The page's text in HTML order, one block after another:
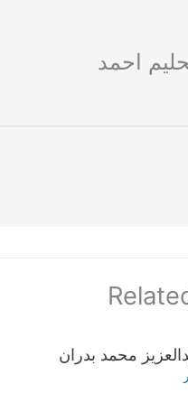
احمد
محمد بدران